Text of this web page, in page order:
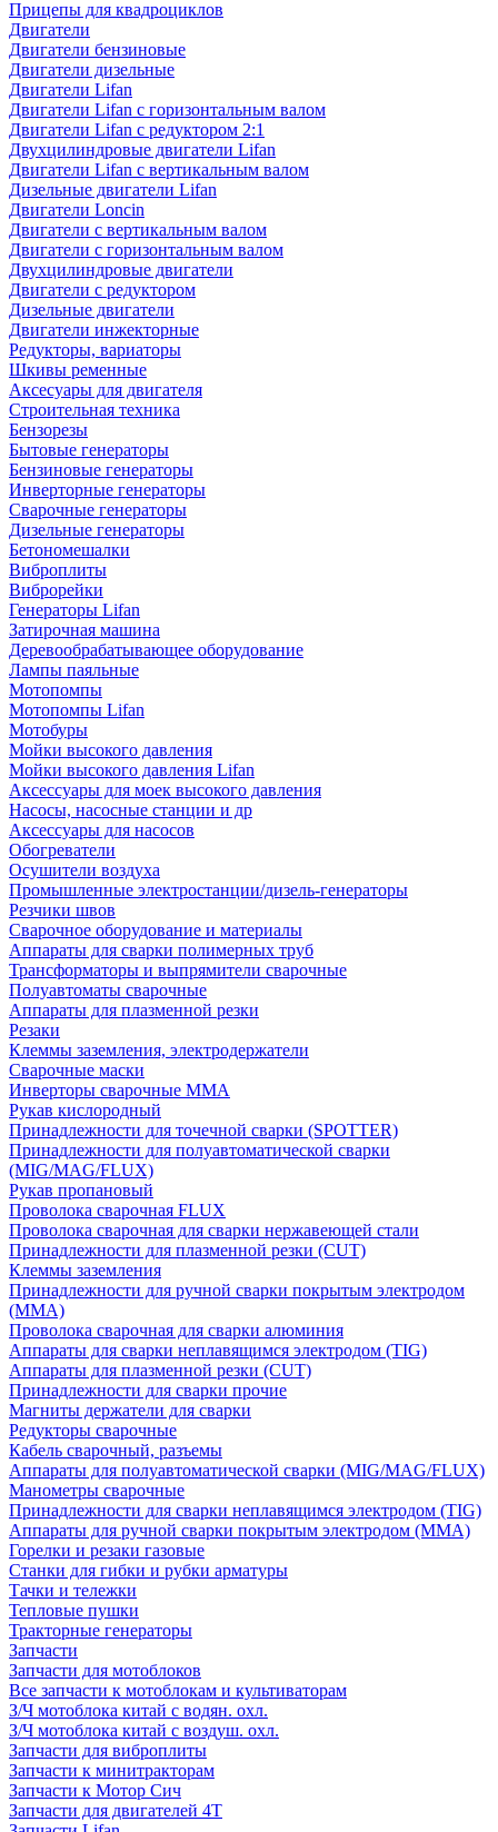
Прицепы для квадроциклов
Двигатели
Двигатели бензиновые
Двигатели дизельные
Двигатели Lifan
Двигатели Lifan с горизонтальным валом
Двигатели Lifan с редуктором 2:1
Двухцилиндровые двигатели Lifan
Двигатели Lifan с вертикальным валом
Дизельные двигатели Lifan
Двигатели Loncin
Двигатели с вертикальным валом
Двигатели с горизонтальным валом
Двухцилиндровые двигатели
Двигатели с редуктором
Дизельные двигатели
Двигатели инжекторные
Редукторы, вариаторы
Шкивы ременные
Аксесуары для двигателя
Строительная техника
Бензорезы
Бытовые генераторы
Бензиновые генераторы
Инверторные генераторы
Сварочные генераторы
Дизельные генераторы
Бетономешалки
Виброплиты
Виброрейки
Генераторы Lifan
Затирочная машина
Деревообрабатывающее оборудование
Лампы паяльные
Мотопомпы
Мотопомпы Lifan
Мотобуры
Мойки высокого давления
Мойки высокого давления Lifan
Аксессуары для моек высокого давления
Насосы, насосные станции и др
Аксессуары для насосов
Обогреватели
Осушители воздуха
Промышленные электростанции/дизель-генераторы
Резчики швов
Сварочное оборудование и материалы
Аппараты для сварки полимерных труб
Трансформаторы и выпрямители сварочные
Полуавтоматы сварочные
Аппараты для плазменной резки
Резаки
Клеммы заземления, электродержатели
Сварочные маски
Инверторы сварочные ММА
Рукав кислородный
Принадлежности для точечной сварки (SPOTTER)
Принадлежности для полуавтоматической сварки
(MIG/MAG/FLUX)
Рукав пропановый
Проволока сварочная FLUX
Проволока сварочная для сварки нержавеющей стали
Принадлежности для плазменной резки (CUT)
Клеммы заземления
Принадлежности для ручной сварки покрытым электродом
(MMA)
Проволока сварочная для сварки алюминия
Аппараты для сварки неплавящимся электродом (TIG)
Аппараты для плазменной резки (CUT)
Принадлежности для сварки прочие
Магниты держатели для сварки
Редукторы сварочные
Кабель сварочный, разъемы
Аппараты для полуавтоматической сварки (MIG/MAG/FLUX)
Манометры сварочные
Принадлежности для сварки неплавящимся электродом (TIG)
Аппараты для ручной сварки покрытым электродом (MMA)
Горелки и резаки газовые
Станки для гибки и рубки арматуры
Тачки и тележки
Тепловые пушки
Тракторные генераторы
Запчасти
Запчасти для мотоблоков
Все запчасти к мотоблокам и культиваторам
З/Ч мотоблока китай с водян. охл.
З/Ч мотоблока китай с воздуш. охл.
Запчасти для виброплиты
Запчасти к минитракторам
Запчасти к Мотор Сич
Запчасти для двигателей 4Т